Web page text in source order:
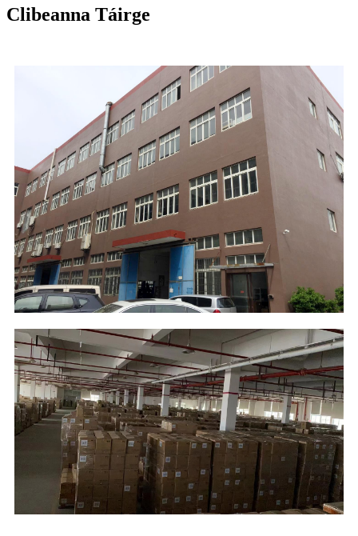
Clibeanna Táirge